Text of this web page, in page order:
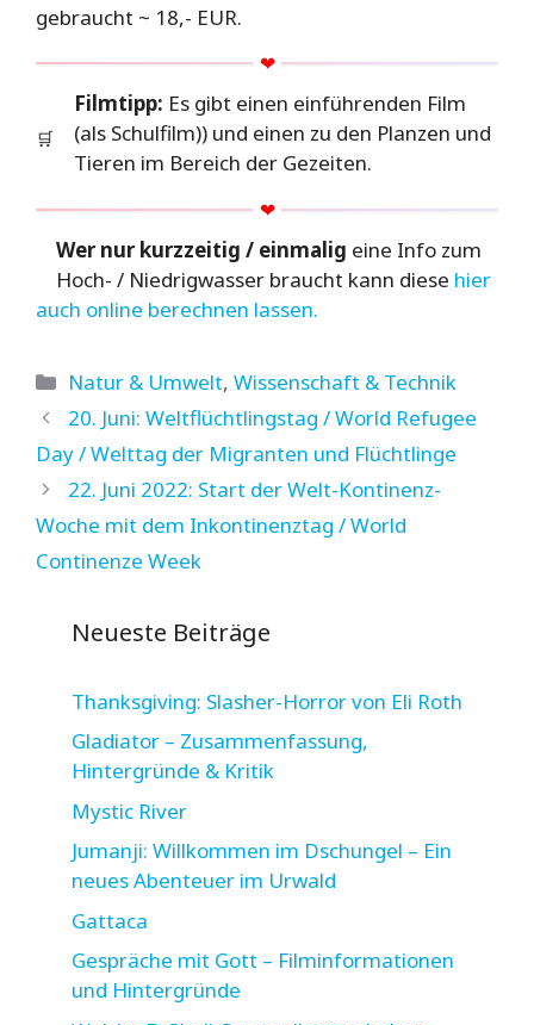
gebraucht ~ 18,- EUR.
🛒
Filmtipp: Es gibt einen einführenden Film
(als Schulfilm)) und einen zu den Planzen und
Tieren im Bereich der Gezeiten.
Wer nur kurzzeitig / einmalig eine Info zum
Hoch- / Niedrigwasser braucht kann diese hier
auch online berechnen lassen.
Kategorien
Natur & Umwelt,Wissenschaft & Technik
20. Juni: Weltflüchtlingstag / World Refugee
Day / Welttag der Migranten und Flüchtlinge
22. Juni 2022: Start der Welt-Kontinenz-
Woche mit dem Inkontinenztag / World
Continenze Week
Neueste Beiträge
Thanksgiving: Slasher-Horror von Eli Roth
Gladiator – Zusammenfassung,
Hintergründe & Kritik
Mystic River
Jumanji: Willkommen im Dschungel – Ein
neues Abenteuer im Urwald
Gattaca
Gespräche mit Gott – Filminformationen
und Hintergründe